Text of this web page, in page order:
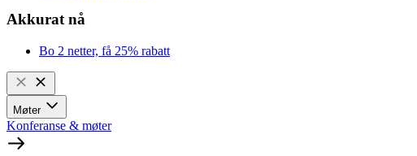
Akkurat nå
Bo 2 netter, få 25% rabatt
Møter
Konferanse & møter